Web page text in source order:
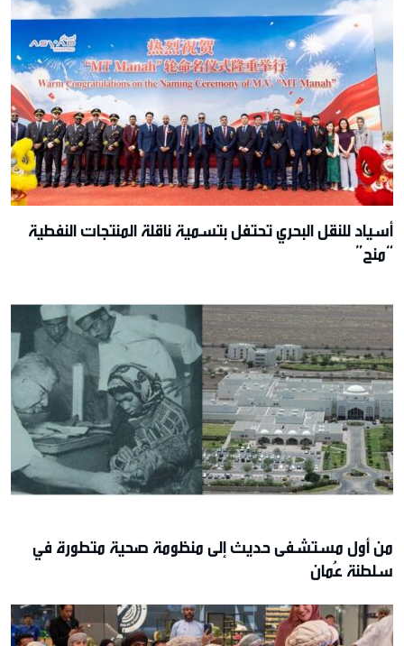
أسياد للنقل البحري تحتفل بتسمية ناقلة المنتجات النفطية
“منح”
من أول مستشفى حديث إلى منظومة صحية متطورة في
سلطنة عُمان